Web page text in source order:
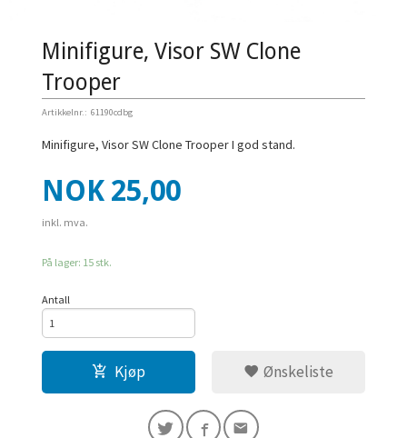
Minifigure, Visor SW Clone
Trooper
Artikkelnr.: 61190cdbg
Minifigure, Visor SW Clone Trooper I god stand.
Pris
NOK 25,00
inkl. mva.
På lager: 15 stk.
Antall
Kjøp Ønskeliste